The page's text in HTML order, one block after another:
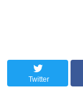
Twitter